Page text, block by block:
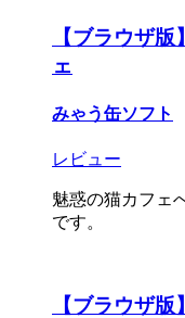
【ブラウザ
ェ
みゃう缶ソフト
レビュー
魅惑の猫カフェ
です。
【ブラウザ